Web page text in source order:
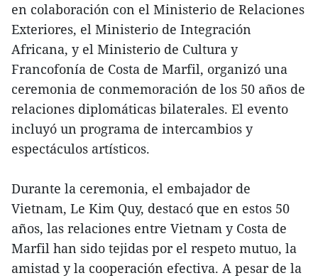
en colaboración con el Ministerio de Relaciones
Exteriores, el Ministerio de Integración
Africana, y el Ministerio de Cultura y
Francofonía de Costa de Marfil, organizó una
ceremonia de conmemoración de los 50 años de
relaciones diplomáticas bilaterales. El evento
incluyó un programa de intercambios y
espectáculos artísticos.
Durante la ceremonia, el embajador de
Vietnam, Le Kim Quy, destacó que en estos 50
años, las relaciones entre Vietnam y Costa de
Marfil han sido tejidas por el respeto mutuo, la
amistad y la cooperación efectiva. A pesar de la